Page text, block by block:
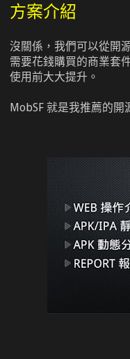
方案介紹
沒關係，我們可以從開
需要花錢購買的商業套
使用前大大提升。
MobSF 就是我推薦的